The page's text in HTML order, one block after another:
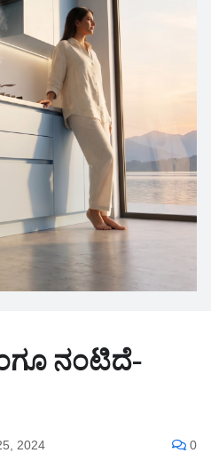
ನಂಟಿದೆ-
2024 0